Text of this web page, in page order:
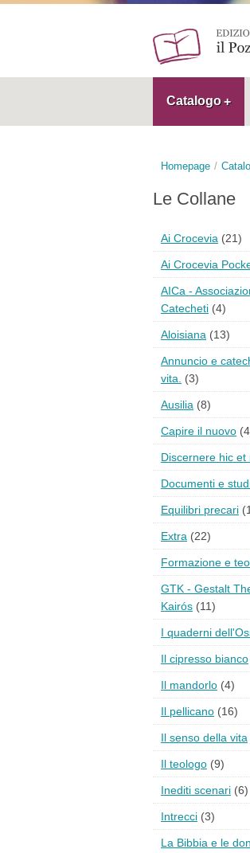
Catalogo
Homepage
Le Collane
Ai Crocevia (21)
Ai Crocevia
AICa -
Catecheti (4)
Aloisiana (13)
Annuncio e
vita.
(3)
Ausilia (8)
Capire il nuovo
Discernere hic et
Documenti e
Equilibri precari
Extra (22)
Formazione e
GTK - Gestalt
Kairós (11)
I quaderni
Il cipresso bianco
Il mandorlo (4)
Il pellicano (16)
Il senso della vita
Il teologo (9)
Inediti scenari (6)
Intrecci (3)
La Bibbia e le